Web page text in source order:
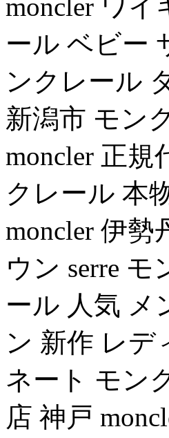
moncler ワ
ール ベビー
ンクレール
新潟市 モン
moncler 正規
クレール 本
moncler 伊
ウン serre
ール 人気 メ
ン 新作 レデ
ネート モン
店 神戸